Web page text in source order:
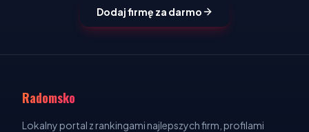
Dodaj firmę za darmo
Radomsko
Lokalny portal z rankingami najlepszych firm, profilami